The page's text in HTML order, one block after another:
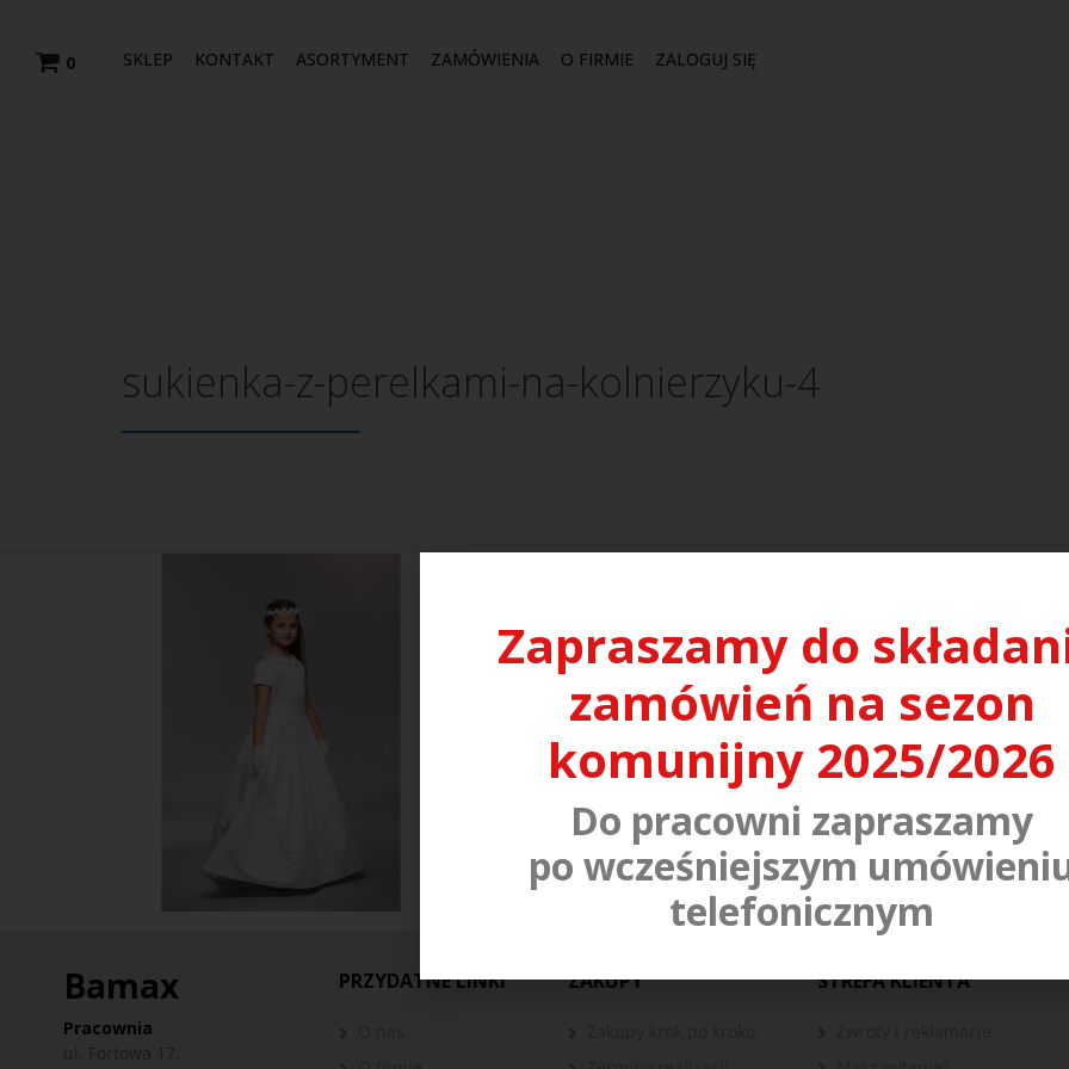
0 SKLEP KONTAKT ASORTYMENT ZAMÓWIENIA O FIRMIE ZALOGUJ SIĘ
sukienka-z-perelkami-na-kolnierzyku-4
Bamax
Pracownia
PRZYDATNE LINKI ZAKUPY STREFA KLIENTA
Zapraszamy do
zamówień na sezon
komunijny 2025/2026
Do pracowni zapraszamy
po wcześniejszym
telefonicznym